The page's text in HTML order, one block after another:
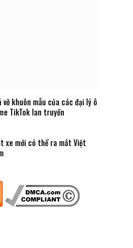
khuôn mẫu của các đại lý ô
TikTok lan truyền
xe mới có thể ra mắt Việt